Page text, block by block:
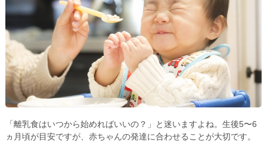
「離乳食はいつから始めればいいの？」と迷いますよね。生後5〜6
ヵ月頃が目安ですが、赤ちゃんの発達に合わせることが大切です。